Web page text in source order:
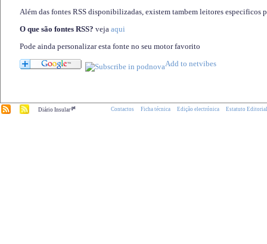
Além das fontes RSS disponibilizadas, existem tambem leitores especificos
O que são fontes RSS? veja aqui
Pode ainda personalizar esta fonte no seu motor favorito
Diário Insular.pt Contactos Ficha técnica Edição electrónica Estatuto Editorial